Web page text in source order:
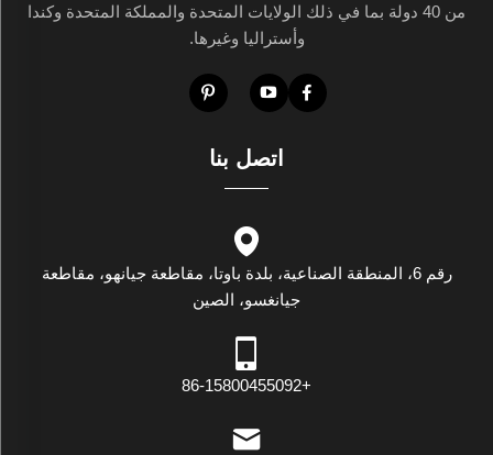
من 40 دولة بما في ذلك الولايات المتحدة والمملكة المتحدة وكندا
وأستراليا وغيرها.
اتصل بنا
رقم 6، المنطقة الصناعية، بلدة باوتا، مقاطعة جيانهو، مقاطعة
جيانغسو، الصين
+86-15800455092